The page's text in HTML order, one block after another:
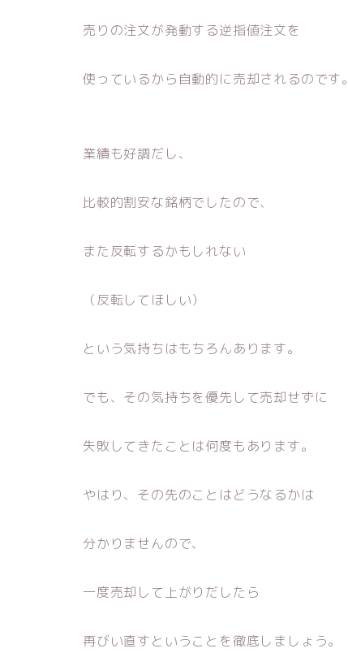
売りの注文が発動する逆指値注文を
使っているから自動的に売却されるのです。
業績も好調だし、
比較的割安な銘柄でしたので、
また反転するかもしれない
（反転してほしい）
という気持ちはもちろんあります。
でも、その気持ちを優先して売却せずに
失敗してきたことは何度もあります。
やはり、その先のことはどうなるかは
分かりませんので、
一度売却して上がりだしたら
再びい直すということを徹底しましょう。